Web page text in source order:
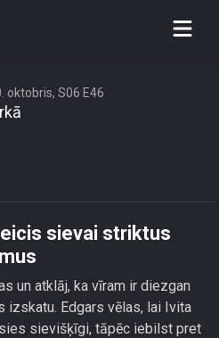
sievai striktus
oktobris, S06 E46
sievai striktus
un atklāj, ka vīram ir diezgan
Edgars vēlas, lai Ivita
sievišķīgi, tāpēc iebilst pret